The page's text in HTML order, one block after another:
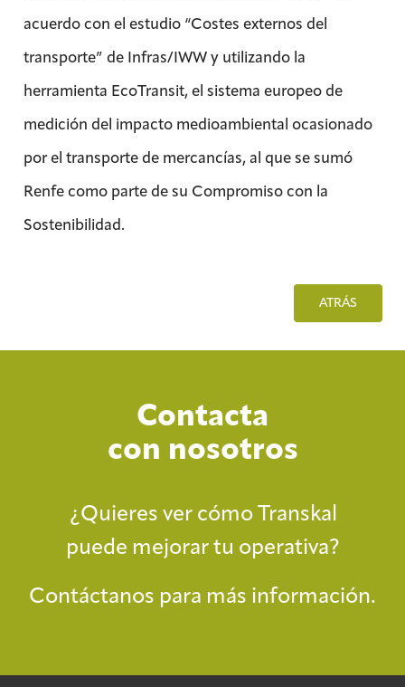
acuerdo con el estudio “Costes externos del
transporte” de Infras/IWW y utilizando la
herramienta EcoTransit, el sistema europeo de
medición del impacto medioambiental ocasionado
por el transporte de mercancías, al que se sumó
Renfe como parte de su Compromiso con la
Sostenibilidad.
ATRÁS
Contacta
con nosotros
¿Quieres ver cómo Transkal
puede mejorar tu operativa?
Contáctanos para más información.